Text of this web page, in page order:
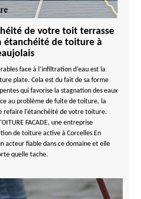
de votre toit terrasse
étanchéité de toiture à
face à l’infiltration d’eau est la
plate. Cela est du fait de sa forme
qui favorise la stagnation des eaux
au problème de fuite de toiture, la
refaire l’étanchéité de votre toiture.
FACADE, une entreprise
de toiture active à Corcelles En
acteur fiable dans ce domaine et elle
quelle tache.